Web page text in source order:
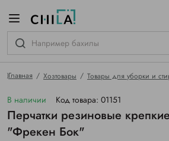
Главная Хозтовары Товары для уборки и
В наличии Код товара: 01151
Перчатки резиновые
"Фрекен Бок"
гамме